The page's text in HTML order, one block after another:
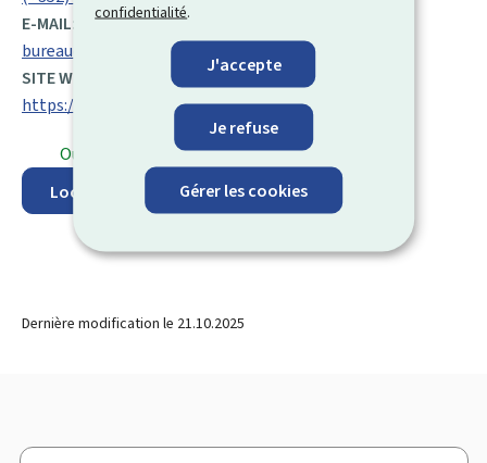
confidentialité.
J'accepte
Je refuse
Gérer les cookies
E-MAIL:
bureau@fnsp.lu
SITE WEB :
https://www.fnsp.lu/
Ouvert
⋅ Ferme à 12h00
Localisez sur la carte
Dernière modification le 21.10.2025